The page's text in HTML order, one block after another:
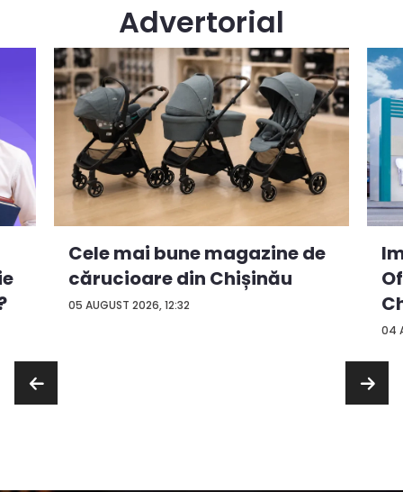
Advertorial
05 AUGUST 2026, 12:32
Cele mai bune magazine de
cărucioare din Chișinău
04